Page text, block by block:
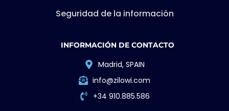
Seguridad de la información
INFORMACIÓN DE CONTACTO
Madrid, SPAIN
info@zilowi.com
+34 910.885.586